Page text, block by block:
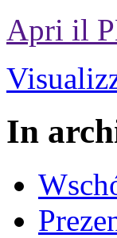
Apri il
In